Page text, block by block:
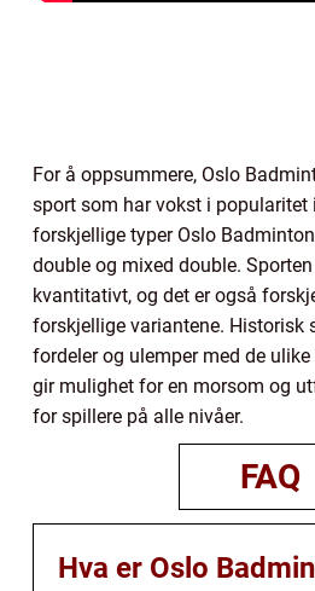
For å oppsummere, Oslo
sport som har vokst i popularitet
forskjellige typer Oslo
double og mixed double.
kvantitativt, og det er også
forskjellige variantene. Historisk
fordeler og ulemper med de
gir mulighet for en morsom og
for spillere på alle nivåer.
FAQ
Hva er Oslo